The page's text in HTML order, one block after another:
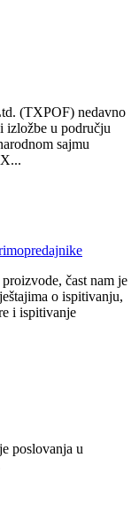
(TXPOF) nedavno
izložbe u području
sajmu
čast nam je
o ispitivanju,
i ispitivanje
poslovanja u